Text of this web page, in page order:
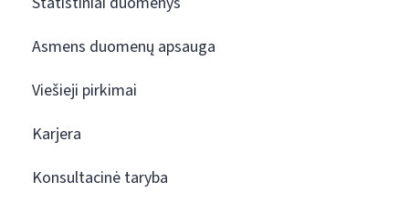
Asmens duomenų apsauga
Viešieji pirkimai
Karjera
Konsultacinė taryba